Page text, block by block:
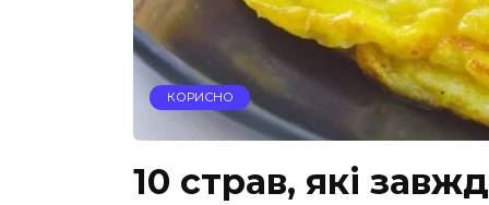
КОРИСНО
10 страв, які